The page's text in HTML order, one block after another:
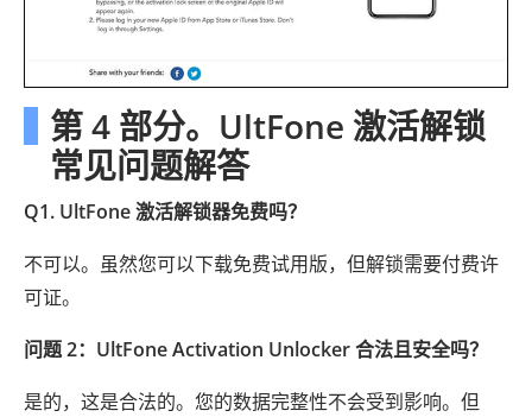
第 4 部分。UltFone 激活解锁
常见问题解答
Q1. UltFone 激活解锁器免费吗？
不可以。虽然您可以下载免费试用版，但解锁需要付费许
可证。
问题 2：UltFone Activation Unlocker 合法且安全吗？
是的，这是合法的。您的数据完整性不会受到影响。但